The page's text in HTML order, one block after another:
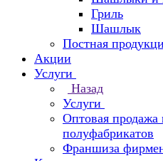
Гриль
Шашлык
Постная
Акции
Услуги
Назад
Услуги
Оптовая продажа
полуфабрикатов
Франшиза